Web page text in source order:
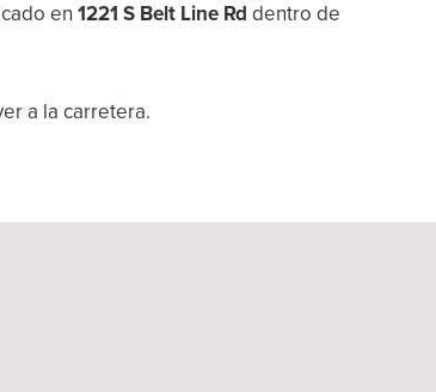
en1221 S Belt Line Rd dentro de
a la carretera.